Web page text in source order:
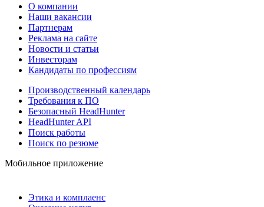
О компании
Наши вакансии
Партнерам
Реклама на сайте
Новости и статьи
Инвесторам
Кандидаты по профессиям
Производственный календарь
Требования к ПО
Безопасный HeadHunter
HeadHunter API
Поиск работы
Поиск по резюме
Мобильное приложение
Этика и комплаенс